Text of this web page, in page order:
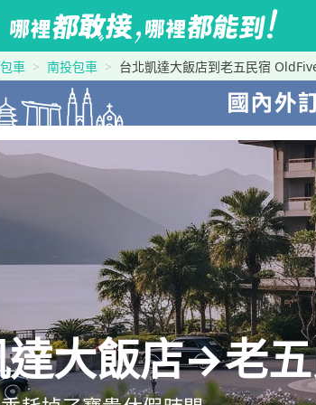
車 南投包車 台北凱達大飯店到老五民宿
達大飯店→老